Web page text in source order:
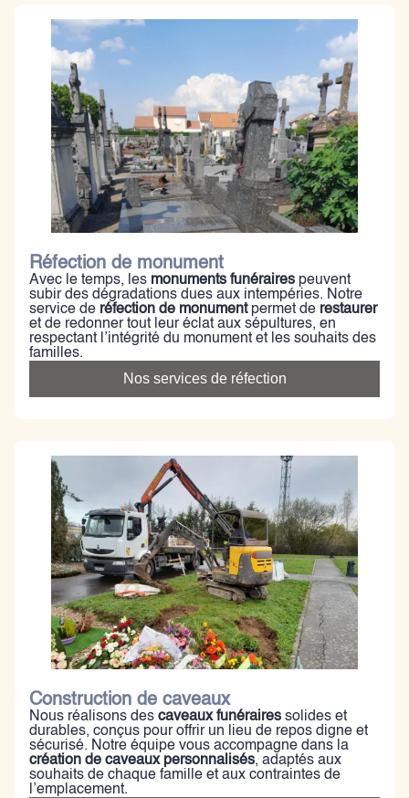
Réfection de monument
Avec le temps, les monuments funéraires peuvent
subir des dégradations dues aux intempéries. Notre
service de réfection de monumentpermet de restaurer
et de redonner tout leur éclat aux sépultures, en
respectant l’intégrité du monument et les souhaits des
familles.
Nos services de réfection
Construction de caveaux
Nous réalisons des caveaux funéraires solides et
durables, conçus pour offrir un lieu de repos digne et
sécurisé. Notre équipe vous accompagne dans la
création de caveaux personnalisés, adaptés aux
souhaits de chaque famille et aux contraintes de
l’emplacement.